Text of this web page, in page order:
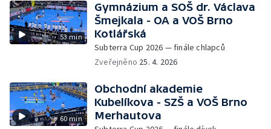
53 min
Gymnázium a SOŠ dr. Václava
Šmejkala - OA a VOŠ Brno
Kotlářská
Subterra Cup 2026 — finále chlapců
Zveřejněno 25. 4. 2026
60 min
Obchodní akademie
Kubelíkova - SZŠ a VOŠ Brno
Merhautova